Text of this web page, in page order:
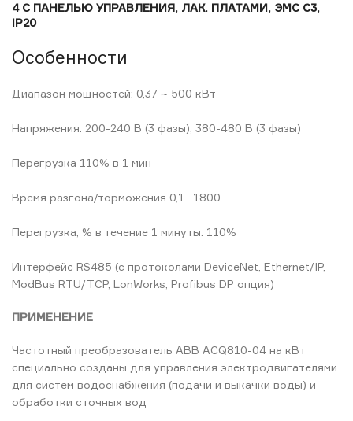
4 С ПАНЕЛЬЮ УПРАВЛЕНИЯ, ЛАК. ПЛАТАМИ, ЭМС С3,
IP20
Особенности
Диапазон мощностей: 0,37 ~ 500 кВт
Напряжения: 200-240 В (3 фазы), 380-480 В (3 фазы)
Перегрузка 110% в 1 мин
Время разгона/торможения 0,1…1800
Перегрузка, % в течение 1 минуты: 110%
Интерфейс RS485 (с протоколами DeviceNet, Ethernet/IP,
ModBus RTU/TCP, LonWorks, Profibus DP опция)
ПРИМЕНЕНИЕ
Частотный преобразователь ABB ACQ810-04 на кВт
специально созданы для управления электродвигателями
для систем водоснабжения (подачи и выкачки воды) и
обработки сточных вод